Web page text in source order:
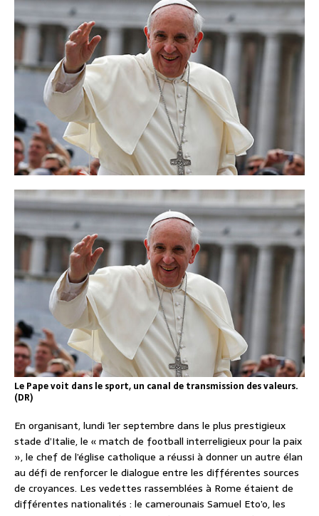
Le Pape voit dans le sport, un canal de transmission des valeurs.
(DR)
En organisant, lundi 1er septembre dans le plus prestigieux
stade d’Italie, le « match de football interreligieux pour la paix
», le chef de l’église catholique a réussi à donner un autre élan
au défi de renforcer le dialogue entre les différentes sources
de croyances. Les vedettes rassemblées à Rome étaient de
différentes nationalités : le camerounais Samuel Eto’o, les